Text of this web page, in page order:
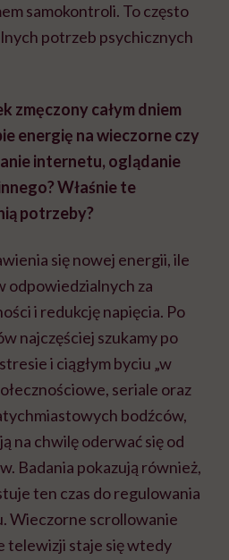
samokontroli. To często
potrzeb psychicznych
zmęczony całym dniem
energię na wieczorne czy
internetu, oglądanie
Właśnie te
potrzeby?
się nowej energii, ile
odpowiedzialnych za
i redukcję napięcia. Po
najczęściej szukamy po
i ciągłym byciu „w
seriale oraz
bodźców,
na chwilę oderwać się od
Badania pokazują również,
ten czas do regulowania
Wieczorne scrollowanie
telewizji staje się wtedy